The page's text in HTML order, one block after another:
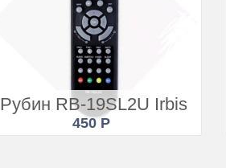
Рубин RB-19SL2U Irbis
450 Р
Купить
Подробнее